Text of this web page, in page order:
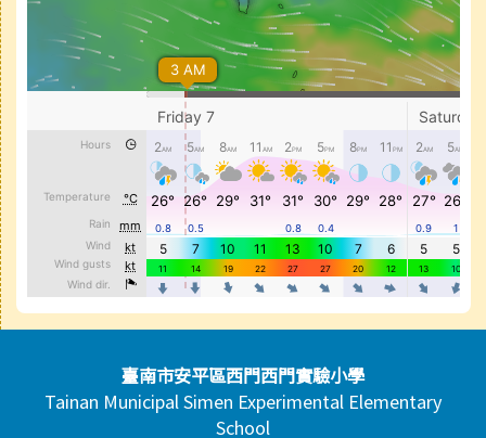
頁尾區域內容臺南市安平區西門西門實驗小學
Tainan Municipal Simen Experimental Elementary
School